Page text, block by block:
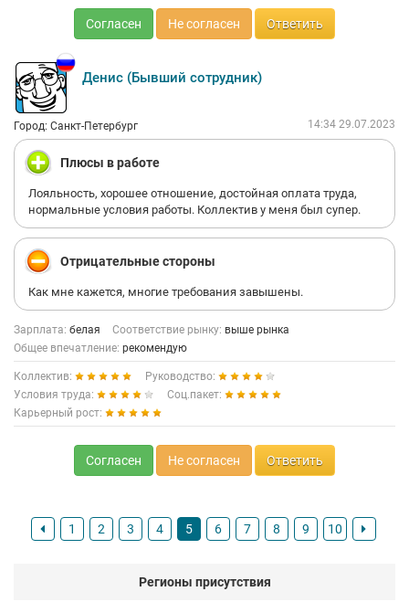
Согласен Не согласен Ответить
Денис (Бывший сотрудник)
Город: Санкт-Петербург 14:34 29.07.2023
Плюсы в работе
Лояльность, хорошее отношение, достойная оплата труда,
нормальные условия работы. Коллектив у меня был супер.
Отрицательные стороны
Как мне кажется, многие требования завышены.
Зарплата: белая Соответствие рынку: выше рынка
Общее впечатление: рекомендую
Коллектив:
Руководство:
Условия труда:
Соц.пакет:
Карьерный рост:
Согласен Не согласен Ответить
1 2 3 4 5 6 7 8 9 10
Регионы присутствия